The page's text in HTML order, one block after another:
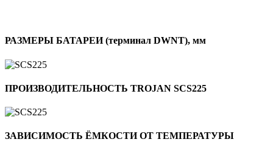
РАЗМЕРЫ БАТАРЕИ (терминал DWNT), мм
ПРОИЗВОДИТЕЛЬНОСТЬ TROJAN SCS225
ЗАВИСИМОСТЬ ЁМКОСТИ ОТ ТЕМПЕРАТУРЫ